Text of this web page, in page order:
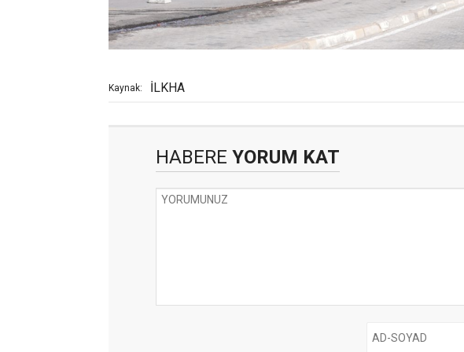
Kaynak: İLKHA
HABERE YORUM KAT